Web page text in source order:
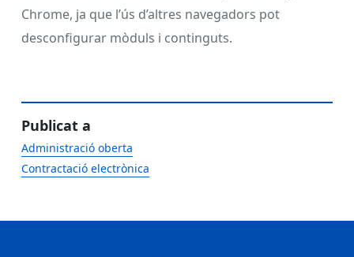
Chrome, ja que l’ús d’altres navegadors pot
desconfigurar mòduls i continguts.
Publicat a
Administració oberta
Contractació electrònica